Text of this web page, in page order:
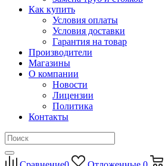
Как купить
Условия оплаты
Условия доставки
Гарантия на товар
Производители
Магазины
О компании
Новости
Лицензии
Политика
Контакты